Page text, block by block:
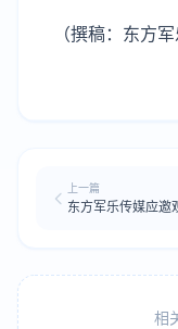
（撰稿：东方
上一篇
相